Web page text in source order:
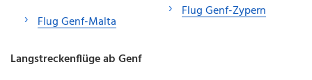
Flug Genf-Malta
Flug Genf-Zypern
Langstreckenflüge ab Genf